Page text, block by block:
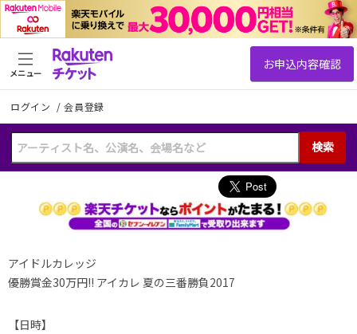
ログイン /会員登録
検索
メニュー
アイドルカレッジ
優勝賞金30万円!! アイカレ 夏の三番勝負2017
【日時】